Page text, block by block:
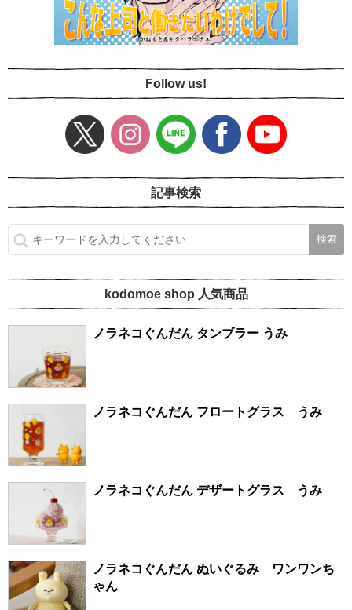
Follow us!
記事検索
kodomoe shop 人気商品
ノラネコぐんだん タンブラー うみ
ノラネコぐんだん フロートグラス うみ
ノラネコぐんだん デザートグラス うみ
ノラネコぐんだん ぬいぐるみ ワンワンち
ゃん